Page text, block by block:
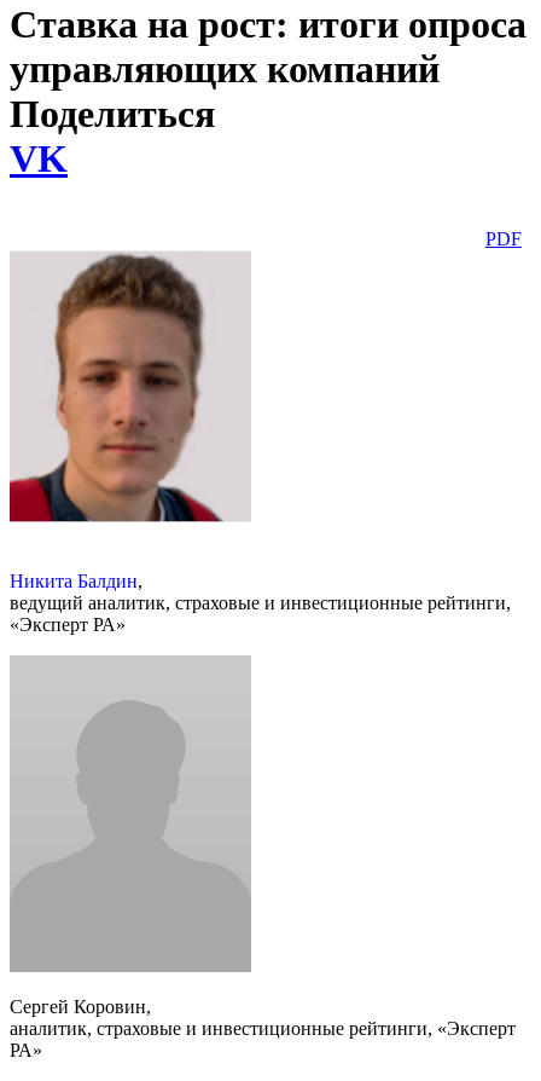
Ставка на рост: итоги опроса
управляющих компаний
Поделиться
VK
PDF
Никита Балдин,
ведущий аналитик, страховые и инвестиционные рейтинги,
«Эксперт РА»
Сергей Коровин,
аналитик, страховые и инвестиционные рейтинги, «Эксперт
РА»